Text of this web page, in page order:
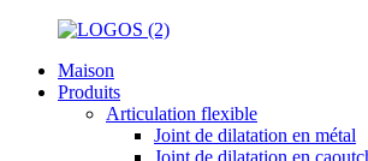
Maison
Produits
Articulation flexible
Joint de dilatation en métal
Joint de dilatation en